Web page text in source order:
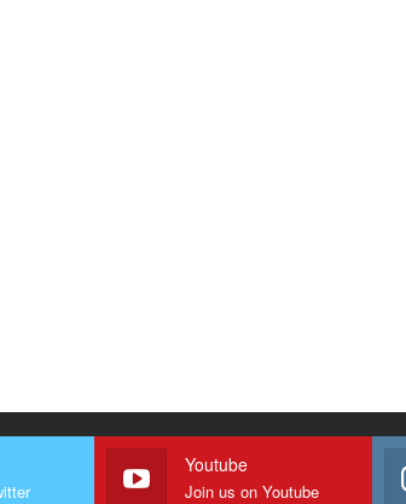
Youtube
Join us on Youtube